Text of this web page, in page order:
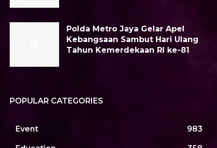
Polda Metro Jaya Gelar Apel
Kebangsaan Sambut Hari Ulang
Tahun Kemerdekaan RI ke-81
POPULAR CATEGORIES
Event 983